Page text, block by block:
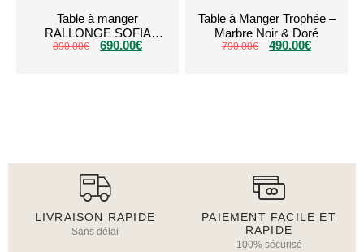
Table à manger
RALLONGE SOFIA
Blanc Argent
890.00€ 690.00€
Table à Manger Trophée –
Marbre Noir & Doré
790.00€ 490.00€
LIVRAISON RAPIDE
Sans délai
PAIEMENT FACILE ET
RAPIDE
100% sécurisé